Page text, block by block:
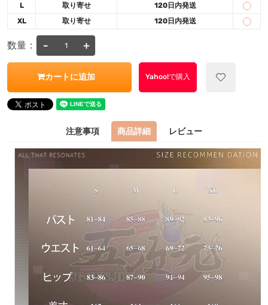
L
取り寄せ
120日内発送
XL
取り寄せ 120日内発送
数量： - +
カートに追加 Yahoo!で購入
注意事項 商品詳細 レビュー